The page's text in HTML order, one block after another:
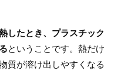
したとき、プラスチック
ということです。熱だけ
質が溶け出しやすくなる